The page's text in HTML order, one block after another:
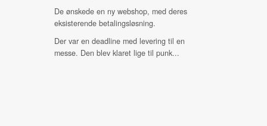
De ønskede en ny webshop, med deres
eksisterende betalingsløsning.
Der var en deadline med levering til en
messe. Den blev klaret lige til punk...